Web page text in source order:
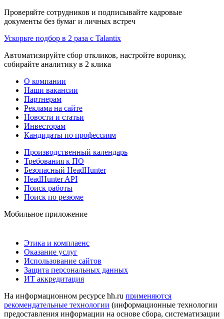
Проверяйте сотрудников и подписывайте кадровые
документы без бумаг и личных встреч
Ускорьте подбор в 2 раза с Talantix
Автоматизируйте сбор откликов, настройте воронку,
собирайте аналитику в 2 клика
О компании
Наши вакансии
Партнерам
Реклама на сайте
Новости и статьи
Инвесторам
Кандидаты по профессиям
Производственный календарь
Требования к ПО
Безопасный HeadHunter
HeadHunter API
Поиск работы
Поиск по резюме
Мобильное приложение
Этика и комплаенс
Оказание услуг
Использование сайтов
Защита персональных данных
ИТ аккредитация
На информационном ресурсе hh.ru применяются
рекомендательные технологии (информационные технологии
предоставления информации на основе сбора, систематизации